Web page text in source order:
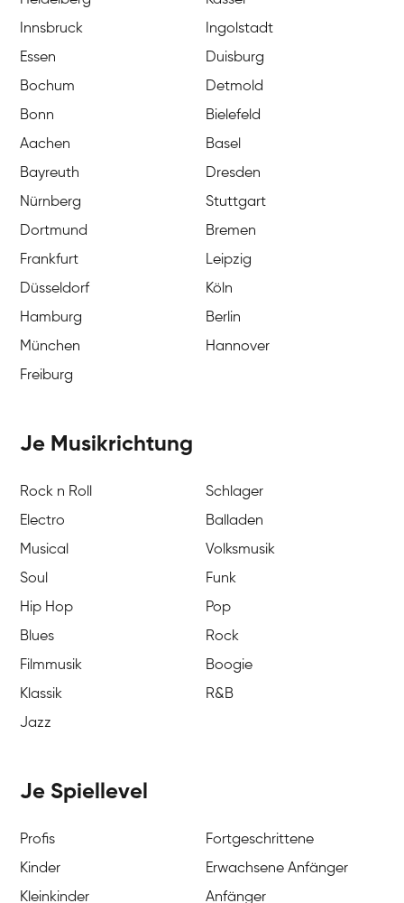
Innsbruck
Ingolstadt
Essen
Duisburg
Bochum
Detmold
Bonn
Bielefeld
Aachen
Basel
Bayreuth
Dresden
Nürnberg
Stuttgart
Dortmund
Bremen
Frankfurt
Leipzig
Düsseldorf
Köln
Hamburg
Berlin
München
Hannover
Freiburg
Je Musikrichtung
Rock n Roll
Schlager
Electro
Balladen
Musical
Volksmusik
Soul
Funk
Hip Hop
Pop
Blues
Rock
Filmmusik
Boogie
Klassik
R&B
Jazz
Je Spiellevel
Profis
Fortgeschrittene
Kinder
Erwachsene Anfänger
Kleinkinder
Anfänger